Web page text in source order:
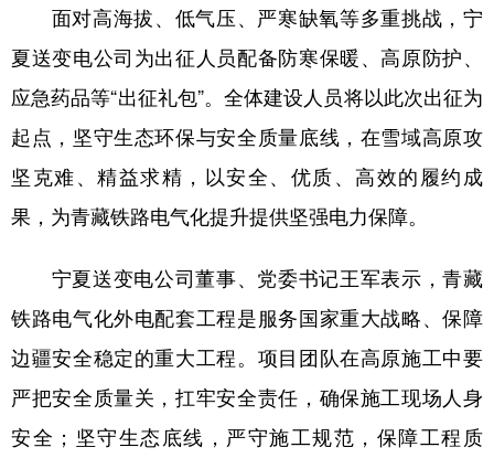
面对高海拔、低气压、严寒缺氧等多重挑战，宁
夏送变电公司为出征人员配备防寒保暖、高原防护、
应急药品等“出征礼包”。全体建设人员将以此次出征为
起点，坚守生态环保与安全质量底线，在雪域高原攻
坚克难、精益求精，以安全、优质、高效的履约成
果，为青藏铁路电气化提升提供坚强电力保障。
宁夏送变电公司董事、党委书记王军表示，青藏
铁路电气化外电配套工程是服务国家重大战略、保障
边疆安全稳定的重大工程。项目团队在高原施工中要
严把安全质量关，扛牢安全责任，确保施工现场人身
安全；坚守生态底线，严守施工规范，保障工程质